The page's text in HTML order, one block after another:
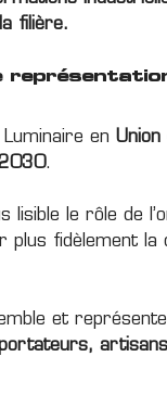
filière.
en Union
.
lisible le rôle de
fidèlement la
et